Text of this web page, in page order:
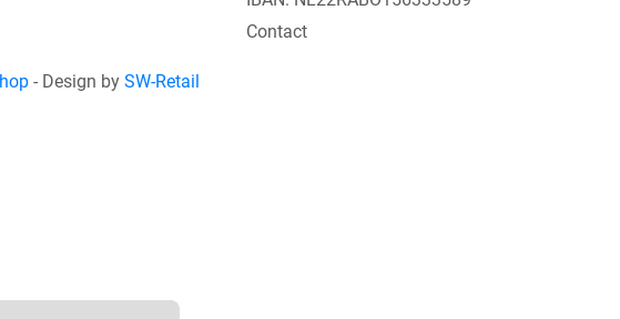
Contact
- Design by SW-Retail